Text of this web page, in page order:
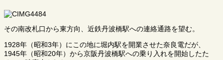
その南改札口から東方向、近鉄丹波橋駅への連絡通路を望む。
1928年（昭和3年）にこの地に堀内駅を開業させた奈良電だが、
1945年（昭和20年）から京阪丹波橋駅への乗り入れを開始したた